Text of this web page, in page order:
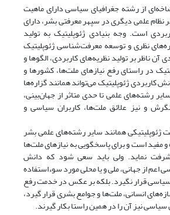
از رشته جغرافیای سیاسی دارای ماهیت
علمی دیگری در سپهر معرفتی بشر، دارای
است. وجه بنیادی ژئوپلیتیک به تولید
نظری و توسعه معرفت‌شناسی ژئوپلیتیک
آن ناظر بر تولید نظریه‌های کاربردی، الگوها و
در راستای رفع نیازهای ملت‌ها، کشورها و
ژئوپلیتیک می‌تواند همانند گزاره‌ها
رشته‌های علمی تا حدی متاثر از جهان‌بینی،
و نیز علائق ملت‌ها، کاربران سیاسی و
ژئوپلیتیکی همانند سایر رشته‌های علمی بشر
است و برای پاسخگویی به نیازهای ملت‌ها
نماید. ولی باید سعی شود که دانش
اعم از جهانی، ملی و یا محلی مورد سوءاستفاده
قرار نگیرد. بلکه بر عکس در خدمت رفع
انسانی، ملت‌ها و جوامع بشری قرار گیرد،
نیز آن را در همین راستا بکار گیرند.